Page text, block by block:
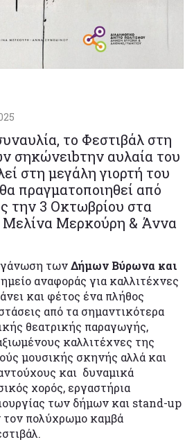
το Φεστιβάλ στη
σηκώνειbτην αυλαία του
στη μεγάλη γιορτή του
πραγματοποιηθεί από
την 3 Οκτωβρίου στα
Μερκούρη & Άννα
τωνΔήμων Βύρωνα και
αναφοράς για καλλιτέχνες
και φέτος ένα πλήθος
από τα σημαντικότερα
θεατρικής παραγωγής,
καλλιτέχνες της
μουσικής σκηνής αλλά και
και δυναμικά
χορός, εργαστήρια
των δήμων και stand-up
πολύχρωμο καμβά